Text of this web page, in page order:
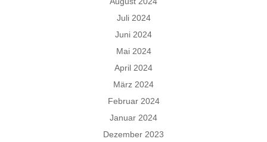
Juli 2024
Juni 2024
Mai 2024
April 2024
März 2024
Februar 2024
Januar 2024
Dezember 2023